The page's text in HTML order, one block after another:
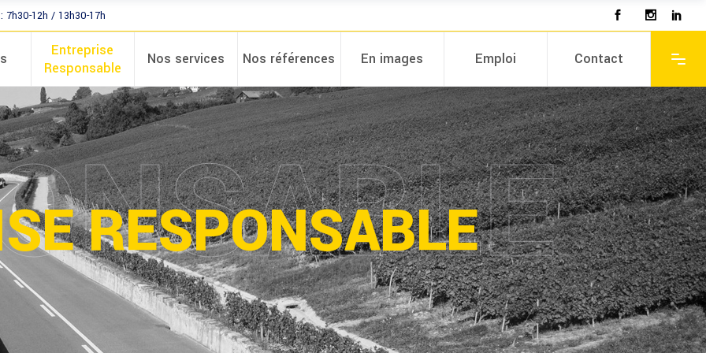
7h30-12h / 13h30-17h
Entreprise
Responsable
Nos services Nos références En images Emploi Contact
RESPONSABLE